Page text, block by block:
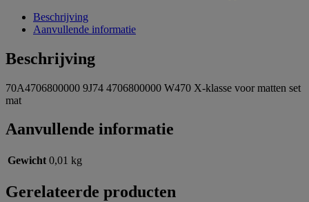
Beschrijving
Aanvullende informatie
Beschrijving
70A4706800000 9J74 4706800000 W470 X-klasse voor matten set
mat
Aanvullende informatie
Gewicht 0,01 kg
Gerelateerde producten